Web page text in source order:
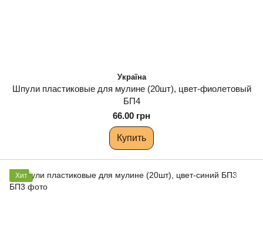
Україна
Шпули пластиковые для мулине (20шт), цвет-фиолетовый
БП4
66.00 грн
Купить
Хит